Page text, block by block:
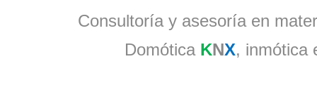
Consultoría y asesoría en
Domótica KNX, inmótica